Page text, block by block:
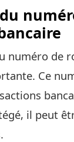
numéro de
Ce
il peut